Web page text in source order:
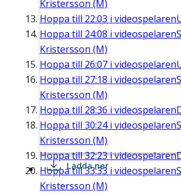
Kristersson (M)
Hoppa till 22:03 i videospelaren
Hoppa till 24:08 i videospelaren
Kristersson (M)
Hoppa till 26:07 i videospelaren
Hoppa till 27:18 i videospelaren
Kristersson (M)
Hoppa till 28:36 i videospelaren
Hoppa till 30:24i videospelaren
Kristersson (M)
Hoppa till32:23i videospelaren
Hoppa till33:33 i videospelaren
Kristersson (M)
Ladda ner